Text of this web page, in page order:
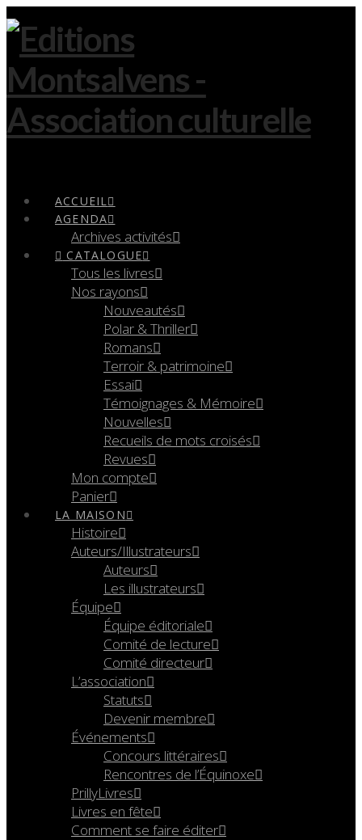
ACCUEIL
AGENDA
Archives activités
CATALOGUE
Tous les livres
Nos rayons
Nouveautés
Polar & Thriller
Romans
Terroir & patrimoine
Essai
Témoignages & Mémoire
Nouvelles
Recueils de mots croisés
Revues
Mon compte
Panier
LA MAISON
Histoire
Auteurs/Illustrateurs
Auteurs
Les illustrateurs
Équipe
Équipe éditoriale
Comité de lecture
Comité directeur
L’association
Statuts
Devenir membre
Événements
Concours littéraires
Rencontres de l’Équinoxe
PrillyLivres
Livres en fête
Comment se faire éditer